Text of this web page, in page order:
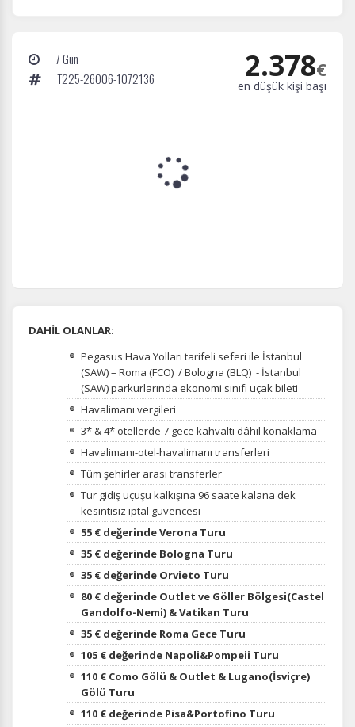
Tercihleri Kaydet
7 Gün
T225-26006-1072136
2.378€
en düşük kişi başı
DAHİL OLANLAR:
Pegasus Hava Yolları tarifeli seferi ile İstanbul
(SAW) – Roma (FCO) / Bologna (BLQ) - İstanbul
(SAW) parkurlarında ekonomi sınıfı uçak bileti
Havalimanı vergileri
3* & 4* otellerde 7 gece kahvaltı dâhil konaklama
Havalimanı-otel-havalimanı transferleri
Tüm şehirler arası transferler
Tur gidiş uçuşu kalkışına 96 saate kalana dek
kesintisiz iptal güvencesi
55 € değerinde Verona Turu
35 € değerinde Bologna Turu
35 € değerinde Orvieto Turu
80 € değerinde Outlet ve Göller Bölgesi(Castel
Gandolfo-Nemi) & Vatikan Turu
35 € değerinde Roma Gece Turu
105 € değerinde Napoli&Pompeii Turu
110 € Como Gölü & Outlet & Lugano(İsviçre)
Gölü Turu
110 € değerinde Pisa&Portofino Turu